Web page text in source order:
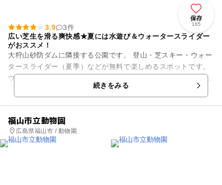
保存
165
3.9
3件
広い芝生を滑る爽快感★夏には水遊び＆ウォータースライダー
がおススメ！
大狩山砂防ダムに隣接する公園です。 登山・芝スキー・ウォー
タースライダー（夏季）などが無料で楽しめるスポットです。
ウォータースライダーは全長36m。 お子さんの身長にもよりま
続きをみる
福山市立動物園
広島県福山市 / 動物園